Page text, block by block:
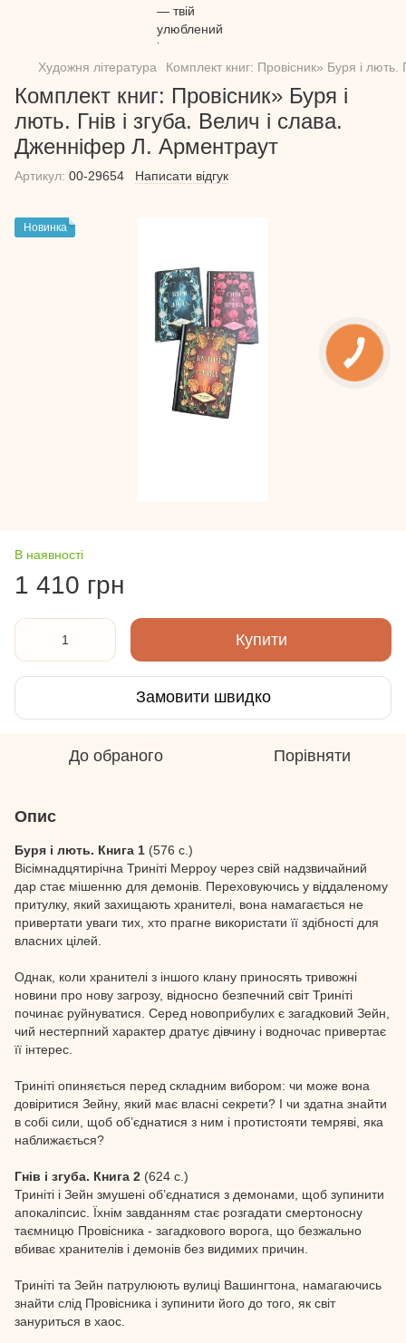
Художня література Комплект книг: Провісник» Буря і
Комплект книг: Провісник» Буря і
лють. Гнів і згуба. Велич і слава.
Дженніфер Л. Арментраут
Артикул: 00-29654 Написати відгук
Новинка
В наявності
1 410 грн
Купити
Замовити швидко
До обраного Порівняти
Опис
Буря і лють. Книга 1 (576 с.)
Вісімнадцятирічна Триніті Мерроу через свій надзвичайний
дар стає мішенню для демонів. Переховуючись у віддаленому
притулку, який захищають хранителі, вона намагається не
привертати уваги тих, хто прагне використати її здібності для
власних цілей.
Однак, коли хранителі з іншого клану приносять тривожні
новини про нову загрозу, відносно безпечний світ Триніті
починає руйнуватися. Серед новоприбулих є загадковий Зейн,
чий нестерпний характер дратує дівчину і водночас привертає
її інтерес.
Триніті опиняється перед складним вибором: чи може вона
довіритися Зейну, який має власні секрети? І чи здатна знайти
в собі сили, щоб об’єднатися з ним і протистояти темряві, яка
наближається?
Гнів і згуба. Книга 2 (624 с.)
Триніті і Зейн змушені об’єднатися з демонами, щоб зупинити
апокаліпсис. Їхнім завданням стає розгадати смертоносну
таємницю Провісника - загадкового ворога, що безжально
вбиває хранителів і демонів без видимих причин.
Триніті та Зейн патрулюють вулиці Вашингтона, намагаючись
знайти слід Провісника і зупинити його до того, як світ
зануриться в хаос.